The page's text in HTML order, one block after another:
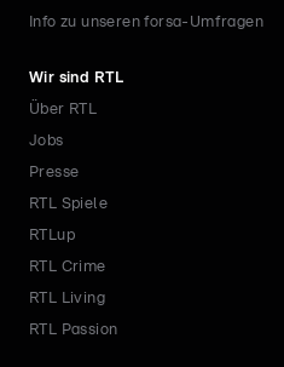
Info zu unseren forsa-Umfragen
Wir sind RTL
Über RTL
Jobs
Presse
RTL Spiele
RTLup
RTL Crime
RTL Living
RTL Passion